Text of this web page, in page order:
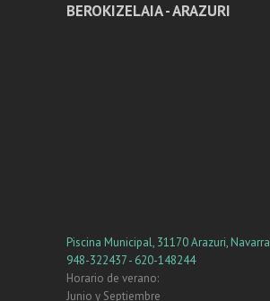
BEROKIZELAIA - ARAZURI
Piscina Municipal, 31170 Arazuri, Navarra
948-322437 - 620-148244
Horario de verano:
Junio y Septiembre